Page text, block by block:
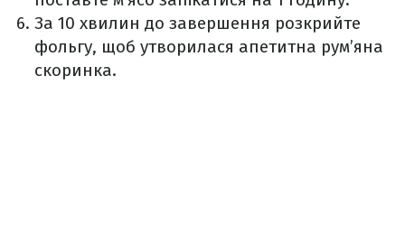
За 10 хвилин до завершення розкрийте
фольгу, щоб утворилася апетитна рум’яна
скоринка.